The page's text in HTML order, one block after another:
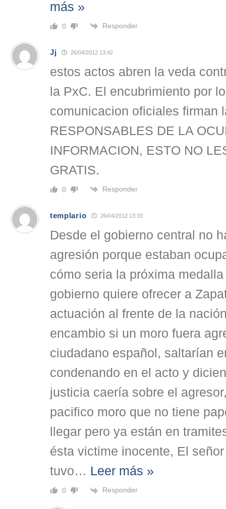
más »
0 Responder
Jj 26/04/2012 13:42
estos actos abren la veda
la PxC. El encubrimiento por
comunicacion oficiales firman
RESPONSABLES DE LA
INFORMACION, ESTO NO
GRATIS.
0 Responder
templario 26/04/2012 13:33
Desde el gobierno central no
agresión porque estaban
cómo seria la próxima
gobierno quiere ofrecer a
actuación al frente de la
encambio si un moro fuera
ciudadano español, saltarían
condenando en el acto y
justicia caería sobre el
pacifico moro que no tiene
llegar pero ya están en
ésta victime inocente, El
tuvo… Leer más »
0 Responder